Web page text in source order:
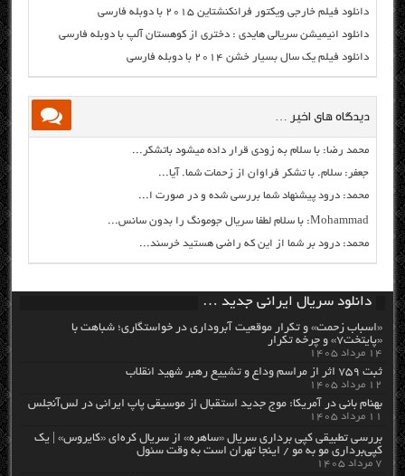
دانلود فیلم خارجی ویکتور فرانکنشتاین ۲۰۱۵ با دوبله فارسی
دانلود انیمیشن سریالی هایدی : دختری از کوهستان آلپ با دوبله فارسی
دانلود فیلم یک سال بسیار خشن ۲۰۱۴ با دوبله فارسی
دیدگاه های اخیر …
محمد رضا: با سلام به زودی قرار داده میشود باتشکر...
جعفر: سلام. با تشکر فراوان از زحمات شما. آیا...
محمد: درود پیشنهاد شما بررسی شده و در صورت ا...
Mohammad: با سلام لطفا سریال جومونگ را بدون سانس...
محمد: درود بر شما از این که راضی هستید خرسند...
دانلود سریال ایرانی جدید …
«اسباب زحمت» و تکرار موقعیت آبروداری در خواستگاری؛ شباهت با
«پایتخت۷» و چرخه تکرار
۱۴ مرداد ۱۴۰۵
ثبت ۷۵۹ اثر از مراسم وداع و تشییع رهبر شهید انقلاب
۱۲ مرداد ۱۴۰۵
بهنام بانی در آمریکا: موج جدید استقبال از موسیقی پاپ ایرانی در لس‌آنجلس
۱۱ مرداد ۱۴۰۵
بررسی تطبیقی کپی برداری سریال «ساهره» از سریال کره‌ای «کایروس» | یک
کپی‌برداری مو به مو / اینجا تهران است به وقت سئول
۷ مرداد ۱۴۰۵